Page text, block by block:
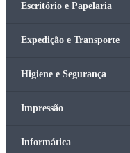
Escritório e Papelaria
Expedição e Transporte
Higiene e Segurança
Impressão
Informática